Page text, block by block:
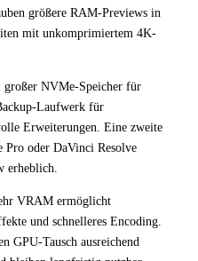
größere RAM-Previews in
mit unkomprimiertem 4K-
großer NVMe-Speicher für
Laufwerk für
Erweiterungen. Eine zweite
Pro oder DaVinci Resolve
erheblich.
VRAM ermöglicht
und schnelleres Encoding.
GPU-Tausch ausreichend